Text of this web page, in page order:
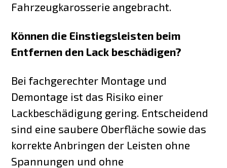
Fahrzeugkarosserie angebracht.
Können die Einstiegsleisten beim
Entfernen den Lack beschädigen?
Bei fachgerechter Montage und
Demontage ist das Risiko einer
Lackbeschädigung gering. Entscheidend
sind eine saubere Oberfläche sowie das
korrekte Anbringen der Leisten ohne
Spannungen und ohne